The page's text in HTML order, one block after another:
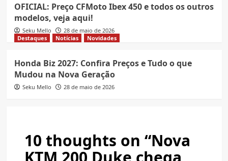
OFICIAL: Preço CFMoto Ibex 450 e todos os outros
modelos, veja aqui!
Seku Mello
28 de maio de 2026
Destaques
Notícias Novidades
Honda Biz 2027: Confira Preços e Tudo o que
Mudou na Nova Geração
Seku Mello 28 de maio de 2026
10 thoughts on “Nova